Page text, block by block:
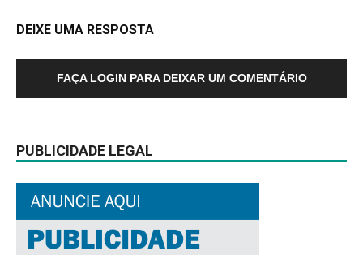
DEIXE UMA RESPOSTA
FAÇA LOGIN PARA DEIXAR UM COMENTÁRIO
PUBLICIDADE LEGAL